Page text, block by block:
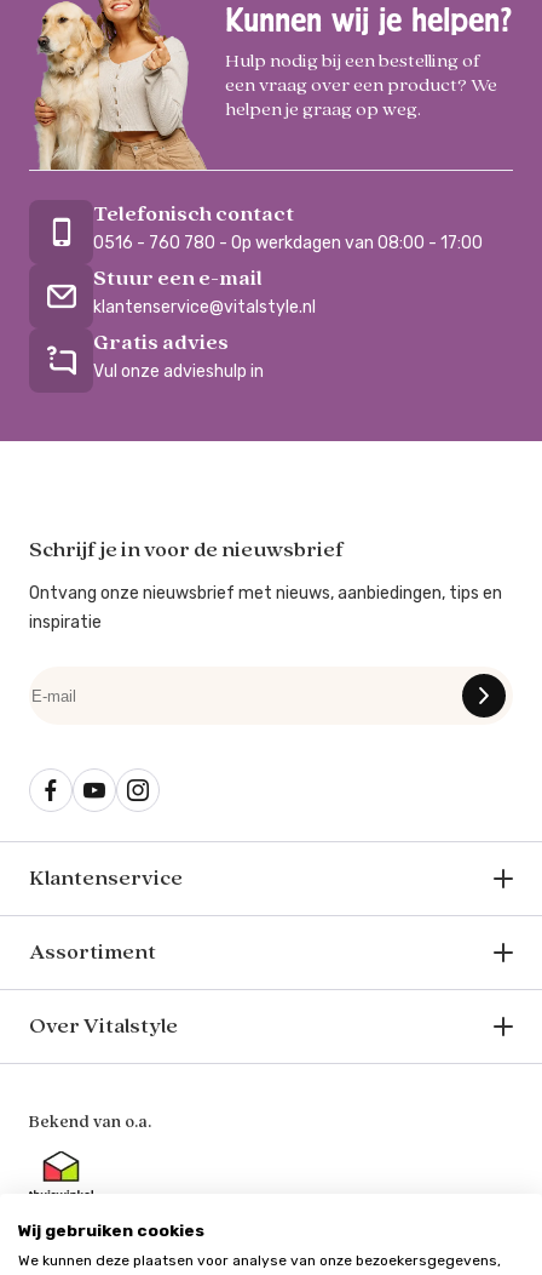
Kunnen wij je helpen?
Hulp nodig bij een bestelling of
een vraag over een product? We
helpen je graag op weg.
Telefonisch contact
0516 - 760 780 - Op werkdagen van 08:00 - 17:00
Stuur een e-mail
klantenservice@vitalstyle.nl
Gratis advies
Vul onze advieshulp in
Schrijf je in voor de nieuwsbrief
Ontvang onze nieuwsbrief met nieuws, aanbiedingen, tips en
inspiratie
Klantenservice
Assortiment
Over Vitalstyle
Bekend van o.a.
Veilig en vertrouwd
Wij gebruiken cookies
We kunnen deze plaatsen voor analyse van onze bezoekersgegevens,